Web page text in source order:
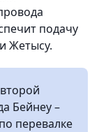
подачу
Жетысу.
Бейнеу –
перевалке